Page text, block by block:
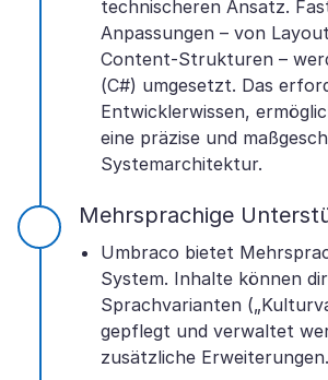
technischeren Ansatz.
Anpassungen – von
Content-Strukturen –
(C#) umgesetzt. Das
Entwicklerwissen,
eine präzise und
Systemarchitektur.
Mehrsprachige
Umbraco bietet
System. Inhalte können
Sprachvarianten
gepflegt und verwaltet
zusätzliche Erweiterungen.